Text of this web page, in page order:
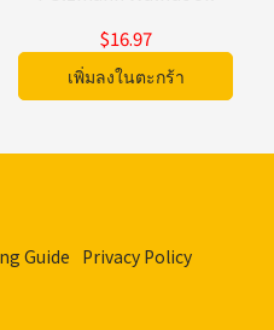
$16.97
เพิ่มลงในตะกร้า
Guide
Privacy Policy